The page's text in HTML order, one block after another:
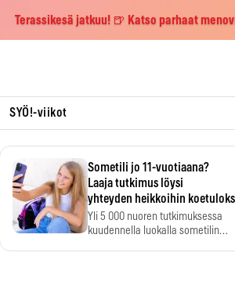
Terassikesä jatkuu! 🍺 Katso parhaat
SYÖ!-viikot
Sometili jo 11-vuotiaana?
Laaja tutkimus löysi
yhteyden heikkoihin
Yli 5 000 nuoren tutkimuksessa
kuudennella luokalla sometilin…